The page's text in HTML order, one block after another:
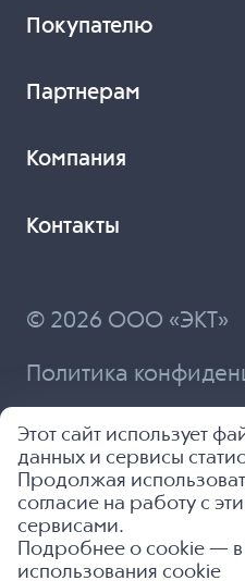
Покупателю
Партнерам
Компания
Контакты
© 2026 ООО «ЭКТ»
Политика
Разработка и
Этот сайт использует
данных и сервисы
Продолжая
согласие на работу с
сервисами.
Подробнее о cookie — в
использования cookie